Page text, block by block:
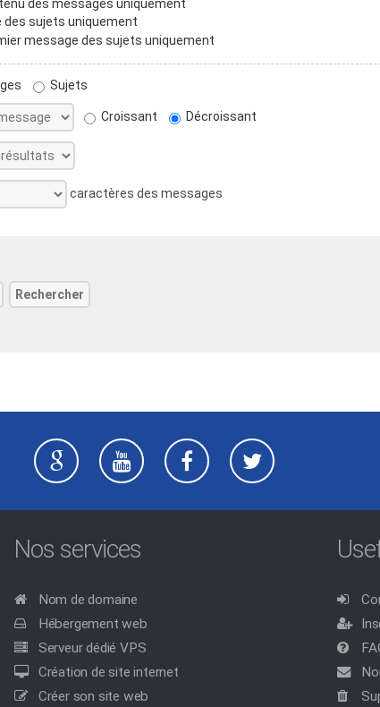
des messages uniquement
des sujets uniquement
message des sujets uniquement
Sujets
Croissant Décroissant
caractères des messages
Nos services
Nom de domaine
Hébergement web
Serveur dédié VPS
Création de site internet
Créer son site web